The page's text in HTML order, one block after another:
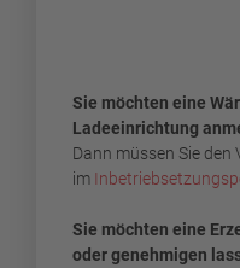
Sie möchten eine
Ladeeinrichtung
Dann müssen Sie
im
Sie möchten eine
oder genehmigen